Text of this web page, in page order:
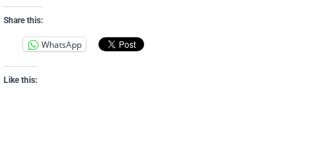
Share this:
WhatsApp
Like this: